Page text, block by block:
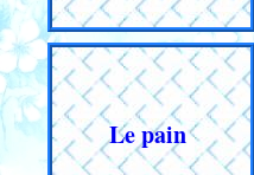
Le pain